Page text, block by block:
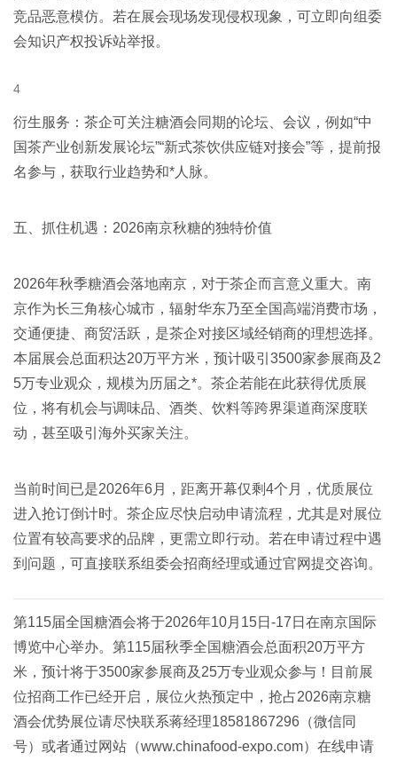
竞品恶意模仿。若在展会现场发现侵权现象，可立即向组委
会知识产权投诉站举报。
衍生服务：茶企可关注糖酒会同期的论坛、会议，例如“中
国茶产业创新发展论坛”“新式茶饮供应链对接会”等，提前报
名参与，获取行业趋势和*人脉。
五、抓住机遇：2026南京秋糖的独特价值
2026年秋季糖酒会落地南京，对于茶企而言意义重大。南
京作为长三角核心城市，辐射华东乃至全国高端消费市场，
交通便捷、商贸活跃，是茶企对接区域经销商的理想选择。
本届展会总面积达20万平方米，预计吸引3500家参展商及2
5万专业观众 ，规模为历届之*。茶企若能在此获得优质展
位，将有机会与调味品、酒类、饮料等跨界渠道商深度联
动，甚至吸引海外买家关注。
当前时间已是2026年6月，距离开幕仅剩4个月，优质展位
进入抢订倒计时。茶企应尽快启动申请流程，尤其是对展位
位置有较高要求的品牌，更需立即行动。若在申请过程中遇
到问题，可直接联系组委会招商经理或通过官网提交咨询。
第115届全国糖酒会将于2026年10月15日-17日在南京国际
博览中心举办。第115届秋季全国糖酒会总面积20万平方
米，预计将于3500家参展商及25万专业观众参与！目前展
位招商工作已经开启，展位火热预定中，抢占2026南京糖
酒会优势展位请尽快联系蒋经理18581867296（微信同
号）或者通过网站（www.chinafood-expo.com）在线申请